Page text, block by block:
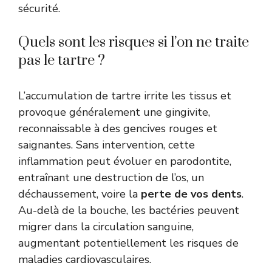
sécurité.
Quels sont les risques si l’on ne traite
pas le tartre ?
L’accumulation de tartre irrite les tissus et
provoque généralement une gingivite,
reconnaissable à des gencives rouges et
saignantes. Sans intervention, cette
inflammation peut évoluer en parodontite,
entraînant une destruction de l’os, un
déchaussement, voire la perte de vos dents.
Au-delà de la bouche, les bactéries peuvent
migrer dans la circulation sanguine,
augmentant potentiellement les risques de
maladies cardiovasculaires.